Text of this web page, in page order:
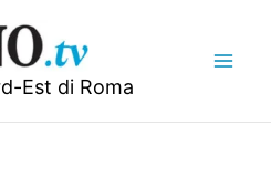
Est di Roma